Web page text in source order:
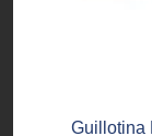
Guillotina